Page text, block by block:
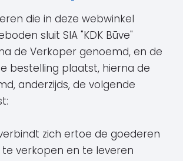
die in deze webwinkel
sluit SIA "KDK Būve"
de Verkoper genoemd, en de
bestelling plaatst, hierna de
anderzijds, de volgende
zich ertoe de goederen
verkopen en te leveren